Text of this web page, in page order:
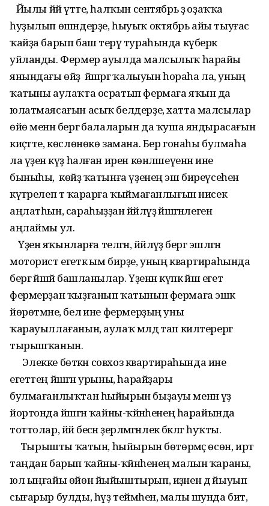
Йылы йәй үтте, һалҡын сентябрь ҙә оҙаҡҡа
һуҙылып өшәндерҙе, һыуыҡ октябрь айы тыуғас
ҡайҙа барып баш терәү тураһында күберәк
уйланды. Фермер ауылда малсылыҡ һарайы
янындағы өйҙә йәшәргә ҡалыуын һораһа ла, уның
ҡатыны аулаҡта осратып фермаға яҡын да
юлатмаясағын асыҡ белдерҙе, хатта малсылар
өйө менән бергә балаларын да ҡуша яндырасағын
киҫәтте, көслөнөкө замана. Бер гонаһы булмаһа
ла үҙенә күҙ һалған ирен көнләшеүенән ине
быныһы, көйәҙ ҡатынға үҙенең эш биреүсеһенә
күтәрелеп тә ҡарарға ҡыймағанлығын нисек
аңлатһын, сараһыҙҙан йәйләүҙә йәшәгәнлеген
аңлаймы ул.
Үҙенә яҡынларға теләгән, йәйләүҙә бергә эшләгән
моторист егеткә ым бирҙе, уның квартираһында
бергә йәшәй башланылар. Үҙенән күпкә йәш егет
фермерҙан ҡыҙғанып ҡатынын фермаға эшкә
йөрөтмәне, белә ине фермерҙың уны
ҡарауыллағанын, аулаҡ мәлдә тап килтерергә
тырышҡанын.
Элекке бөткән совхоз квартираһында ине
егеттең йәшәгән урыны, һарайҙары
булмағанлыҡтан һыйырын быҙауы менән үҙ
йортонда йәшәгән ҡайны-ҡәйнәһенең һарайында
тоттолар, йәй бесән әҙерләмәгәнлек бәкәлгә һуҡты.
Тырышты ҡатын, һыйырын бөтөрмәҫ өсөн, иртә
таңдан барып ҡайны-ҡәйнәһенең малын ҡараны,
юл ыңғайы өйөн йыйыштырып, иҙәнен дә йыуып
сығарыр булды, һүҙ теймәһен, малы шунда бит,